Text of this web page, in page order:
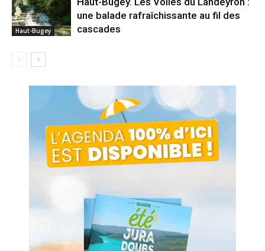
Haut-Bugey
une balade rafraîchissante au fil des
cascades